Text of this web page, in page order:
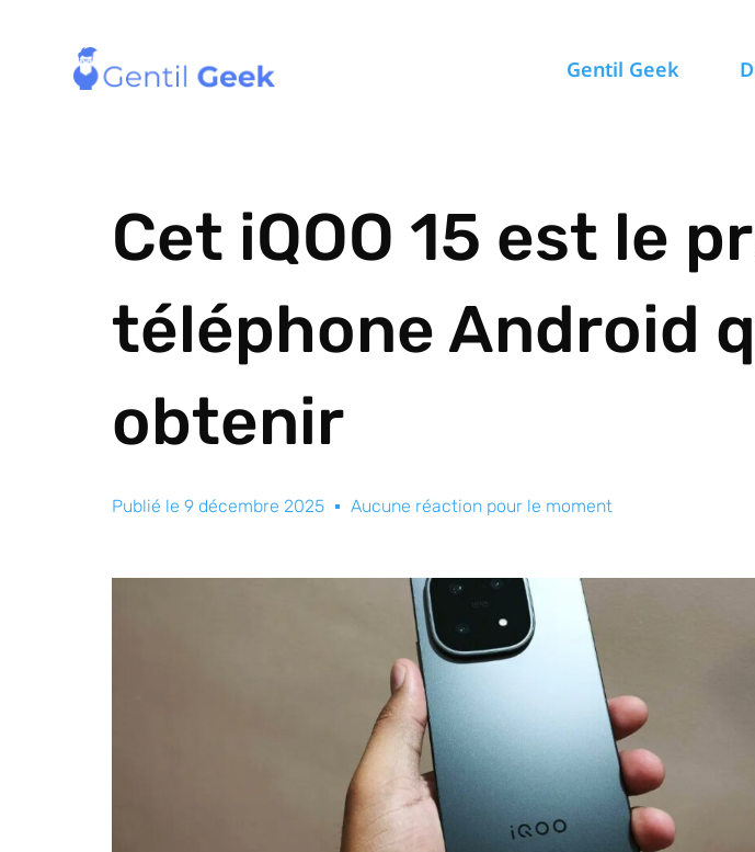
Gentil Geek
Cet iQOO 15 est le
téléphone Android
obtenir
Publié le 9 décembre 2025 Aucune réaction pour le moment